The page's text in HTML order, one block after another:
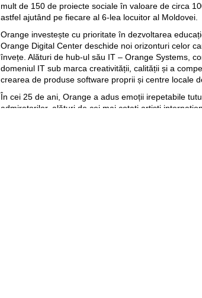
mult de 150 de proiecte sociale în valoare de circa
astfel ajutând pe fiecare al 6-lea locuitor al Moldovei.
Orange investește cu prioritate în dezvoltarea
Orange Digital Center deschide noi orizonturi celor
învețe. Alături de hub-ul său IT – Orange Systems,
domeniul IT sub marca creativității, calității și a
crearea de produse software proprii și centre locale
În cei 25 de ani, Orange a adus emoții irepetabile
admiratorilor, alături de cei mai cotați artiști